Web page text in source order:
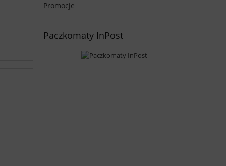
Promocje
Paczkomaty InPost